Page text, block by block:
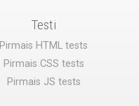
Testi
Pirmais HTML tests
Pirmais CSS tests
Pirmais JS tests